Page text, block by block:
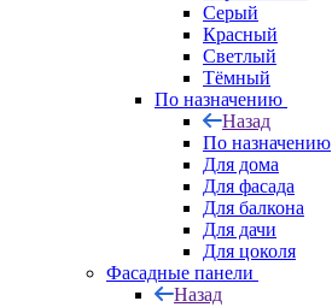
Серый
Красный
Светлый
Тёмный
По назначению
Назад
По назначению
Для дома
Для фасада
Для балкона
Для дачи
Для цоколя
Фасадные панели
Назад